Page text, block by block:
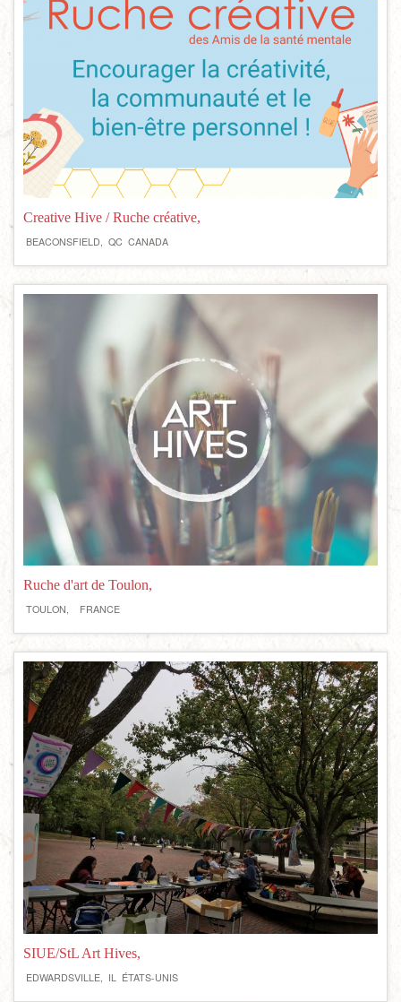
Creative Hive / Ruche créative,
BEACONSFIELD, QC CANADA
Ruche d'art de Toulon,
TOULON, FRANCE
SIUE/StL Art Hives,
EDWARDSVILLE, IL ÉTATS-UNIS